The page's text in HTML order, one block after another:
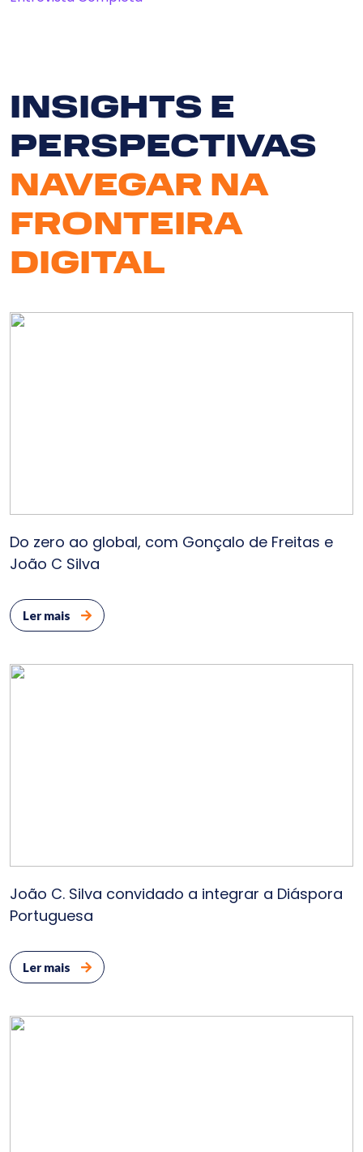
INSIGHTS E
PERSPECTIVAS
NAVEGAR NA
FRONTEIRA
DIGITAL
Do zero ao global, com Gonçalo de Freitas e
João C Silva
Ler mais
João C. Silva convidado a integrar a Diáspora
Portuguesa
Ler mais